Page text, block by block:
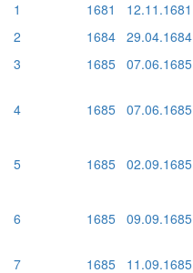
1
1681 12.11.1681
2
1684 29.04.1684
3
1685 07.06.1685
4 1685 07.06.1685
5 1685 02.09.1685
6 1685 09.09.1685
7 1685 11.09.1685